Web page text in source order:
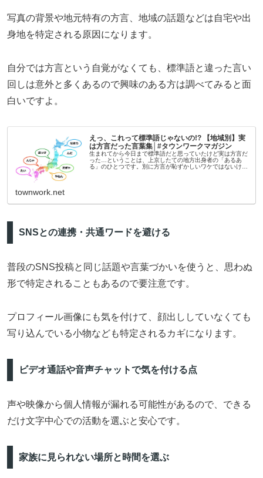
写真の背景や地元特有の方言、地域の話題などは自宅や出
身地を特定される原因になります。
自分では方言という自覚がなくても、標準語と違った言い
回しは意外と多くあるので興味のある方は調べてみると面
白いですよ。
えっ、これって標準語じゃないの!? 【地域別】実
は方言だった言葉集│#タウンワークマガジン
生まれてから今日まで標準語だと思っていたけど実は方言だ
った…ということは、上京したての地方出身者の「あるあ
る」のひとつです。別に方言が恥ずかしいワケではないけれ
townwork.net
SNSとの連携・共通ワードを避ける
普段のSNS投稿と同じ話題や言葉づかいを使うと、思わぬ
形で特定されることもあるので要注意です。
プロフィール画像にも気を付けて、顔出ししていなくても
写り込んでいる小物なども特定されるカギになります。
ビデオ通話や音声チャットで気を付ける点
声や映像から個人情報が漏れる可能性があるので、できる
だけ文字中心での活動を選ぶと安心です。
家族に見られない場所と時間を選ぶ